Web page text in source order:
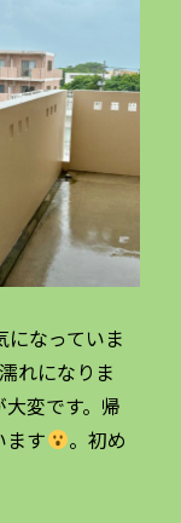
なっていま
れになりま
変です。帰
ます
。初め